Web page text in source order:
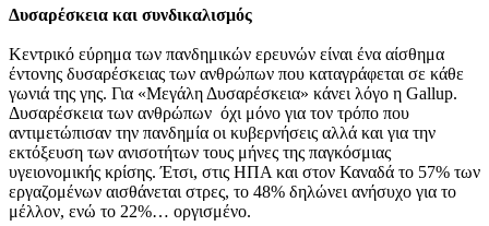
Δυσαρέσκεια και συνδικαλισμός
Κεντρικό εύρημα των πανδημικών ερευνών είναι ένα αίσθημα
έντονης δυσαρέσκειας των ανθρώπων που καταγράφεται σε κάθε
γωνιά της γης. Για «Μεγάλη Δυσαρέσκεια» κάνει λόγο η Gallup.
Δυσαρέσκεια των ανθρώπων όχι μόνο για τον τρόπο που
αντιμετώπισαν την πανδημία οι κυβερνήσεις αλλά και για την
εκτόξευση των ανισοτήτων τους μήνες της παγκόσμιας
υγειονομικής κρίσης. Έτσι, στις ΗΠΑ και στον Καναδά το 57% των
εργαζομένων αισθάνεται στρες, το 48% δηλώνει ανήσυχο για το
μέλλον, ενώ το 22%… οργισμένο.